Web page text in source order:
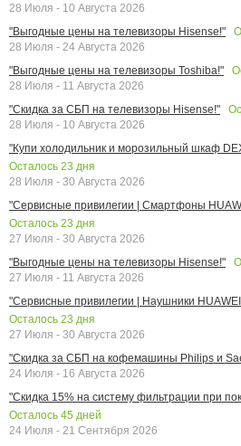
28 Июля - 10 Августа 2026
"Выгодные цены на телевизоры Hisense!"
28 Июля - 24 Августа 2026
"Выгодные цены на телевизоры Toshiba!"
28 Июля - 11 Августа 2026
"Скидка за СБП на телевизоры Hisense!"
28 Июля - 10 Августа 2026
"Купи холодильник и морозильный шкаф
Осталось 23 дня
28 Июля - 30 Августа 2026
"Сервисные привилегии | Смартфоны
Осталось 23 дня
27 Июля - 30 Августа 2026
"Выгодные цены на телевизоры Hisense!"
27 Июля - 11 Августа 2026
"Сервисные привилегии | Наушники
Осталось 23 дня
27 Июля - 30 Августа 2026
"Скидка за СБП на кофемашины Philips и
24 Июля - 16 Августа 2026
"Скидка 15% на систему фильтрации при
Осталось 45 дней
24 Июля - 21 Сентября 2026